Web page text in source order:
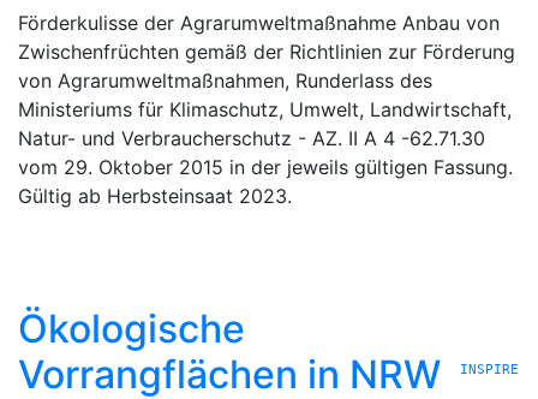
Förderkulisse der Agrarumweltmaßnahme Anbau von
Zwischenfrüchten gemäß der Richtlinien zur Förderung
von Agrarumweltmaßnahmen, Runderlass des
Ministeriums für Klimaschutz, Umwelt, Landwirtschaft,
Natur- und Verbraucherschutz - AZ. II A 4 -62.71.30
vom 29. Oktober 2015 in der jeweils gültigen Fassung.
Gültig ab Herbsteinsaat 2023.
Ökologische
Vorrangflächen in NRW
INSPIRE